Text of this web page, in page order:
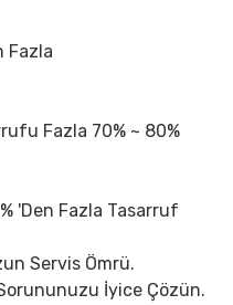
Fazla
Fazla 70% ~ 80%
'Den Fazla Tasarruf
Servis Ömrü.
İyice Çözün.